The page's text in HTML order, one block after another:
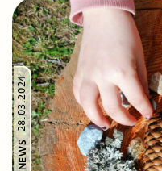
Suche
NEWS
28.03.2024